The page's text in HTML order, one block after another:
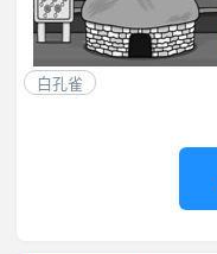
白孔雀